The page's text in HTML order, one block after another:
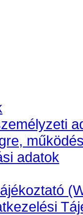
adatok